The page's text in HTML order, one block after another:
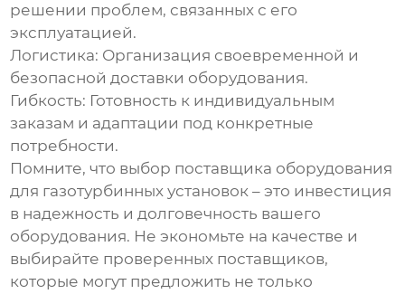
решении проблем, связанных с его
эксплуатацией.
Логистика: Организация своевременной и
безопасной доставки оборудования.
Гибкость: Готовность к индивидуальным
заказам и адаптации под конкретные
потребности.
Помните, что выбор поставщика оборудования
для газотурбинных установок – это инвестиция
в надежность и долговечность вашего
оборудования. Не экономьте на качестве и
выбирайте проверенных поставщиков,
которые могут предложить не только